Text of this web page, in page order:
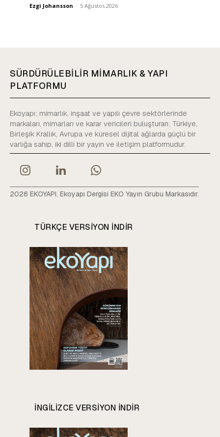
Ezgi Johansson - 5 Ağustos 2026
SÜRDÜRÜLEBİLİR MİMARLIK & YAPI
PLATFORMU
Ekoyapı; mimarlık, inşaat ve yapılı çevre sektörlerinde
markaları, mimarları ve karar vericileri buluşturan; Türkiye,
Birleşik Krallık, Avrupa ve küresel dijital ağlarda güçlü bir
varlığa sahip, iki dilli bir yayın ve iletişim platformudur.
2026 EKOYAPI. Ekoyapı Dergisi EKO Yayın Grubu Markasıdır.
TÜRKÇE VERSIYON INDIR
INGILIZCE VERSIYON INDIR